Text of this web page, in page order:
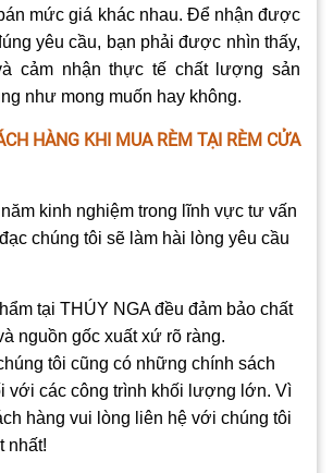
mức giá khác nhau. Để nhận được
yêu cầu, bạn phải được nhìn thấy,
cảm nhận thực tế chất lượng sản
như mong muốn hay không.
HÀNG KHI MUA RÈM TẠI RÈM CỬA
kinh nghiệm trong lĩnh vực tư vấn
chúng tôi sẽ làm hài lòng yêu cầu
tại THÚY NGA đều đảm bảo chất
nguồn gốc xuất xứ rõ ràng.
tôi cũng có những chính sách
với các công trình khối lượng lớn. Vì
hàng vui lòng liên hệ với chúng tôi
nhất!